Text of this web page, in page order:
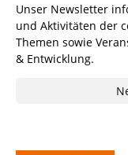
Unser Newsletter
und Aktivitäten der
Themen sowie
& Entwicklung.